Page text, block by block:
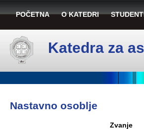
POČETNA O KATEDRI
Katedra za
Nastavno osoblje
Zvanje